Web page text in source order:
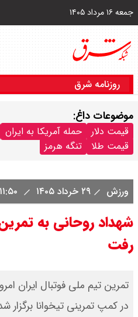
جمعه ۱۶ مرداد ۱۴۰۵
روزنامه شرق
موضوعات داغ:
قیمت دلار حمله آمریکا به ایران
قیمت طلا
تنگه هرمز
ورزش ۲۹ خرداد ۱۴۰۵
شهداد روحانی به
رفت
در کمپ تمرینی تیخوانا برگزار